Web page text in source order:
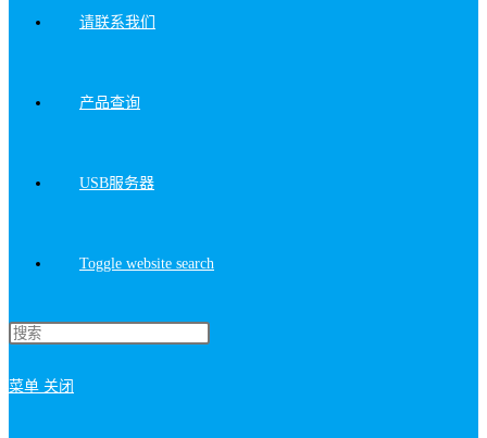
请联系我们
产品查询
USB服务器
Toggle website search
菜单 关闭